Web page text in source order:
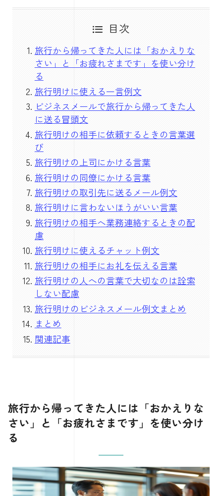
目次
旅行から帰ってきた人には「おかえりな
さい」と「お疲れさまです」を使い分け
る
旅行明けに使える一言例文
ビジネスメールで旅行から帰ってきた人
に送る冒頭文
旅行明けの相手に依頼するときの言葉選
び
旅行明けの上司にかける言葉
旅行明けの同僚にかける言葉
旅行明けの取引先に送るメール例文
旅行明けに言わないほうがいい言葉
旅行明けの相手へ業務連絡するときの配
慮
旅行明けに使えるチャット例文
旅行明けの相手にお礼を伝える言葉
旅行明けの人への言葉で大切なのは詮索
しない配慮
旅行明けのビジネスメール例文まとめ
まとめ
関連記事
旅行から帰ってきた人には「おかえりな
さい」と「お疲れさまです」を使い分け
る